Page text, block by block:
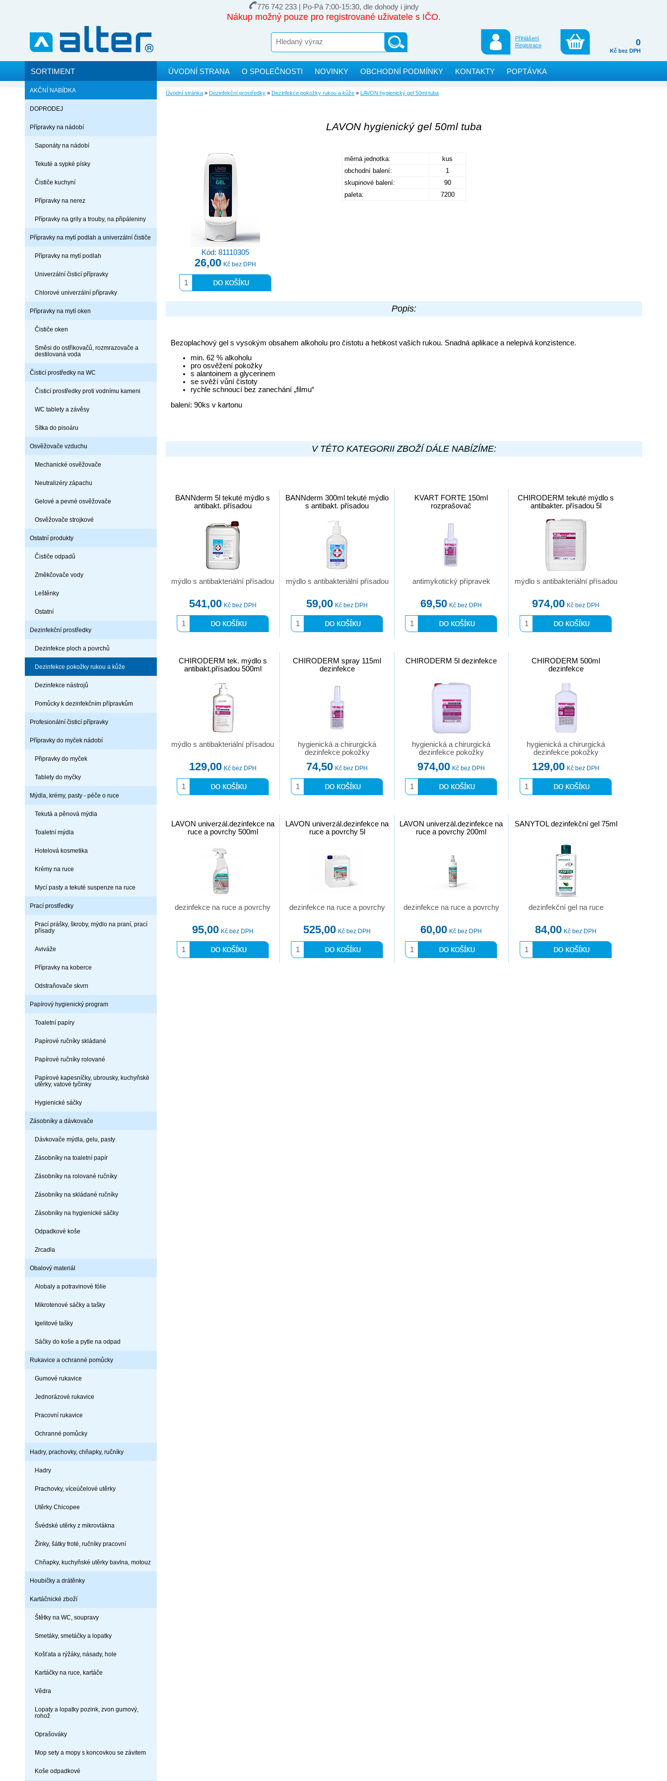
776 742 233 | Po-Pá 7:00-15:30, dle dohody i jindy
Nákup možný pouze pro registrované uživatele s IČO.
0
Kč bez DPH
Přihlášení
Registrace
SORTIMENT ÚVODNÍ STRANA O SPOLEČNOSTI NOVINKY OBCHODNÍ PODMÍNKY KONTAKTY POPTÁVKA
AKČNÍ NABÍDKA
DOPRODEJ
Přípravky na nádobí
Saponáty na nádobí
Tekuté a sypké písky
Čističe kuchyní
Přípravky na nerez
Přípravky na grily a trouby, na připáleniny
Přípravky na mytí podlah a univerzální čističe
Přípravky na mytí podlah
Univerzální čisticí přípravky
Chlorové univerzální přípravky
Přípravky na mytí oken
Čističe oken
Směsi do ostřikovačů, rozmrazovače a
destilovaná voda
Čisticí prostředky na WC
Čisticí prostředky proti vodnímu kameni
WC tablety a závěsy
Sítka do pisoáru
Osvěžovače vzduchu
Mechanické osvěžovače
Neutralizéry zápachu
Gelové a pevné osvěžovače
Osvěžovače strojkové
Ostatní produkty
Čističe odpadů
Změkčovače vody
Leštěnky
Ostatní
Dezinfekční prostředky
Dezinfekce ploch a povrchů
Dezinfekce pokožky rukou a kůže
Dezinfekce nástrojů
Pomůcky k dezinfekčním přípravkům
Profesionální čisticí přípravky
Přípravky do myček nádobí
Připravky do myček
Tablety do myčky
Mýdla, krémy, pasty - péče o ruce
Tekutá a pěnová mýdla
Toaletní mýdla
Hotelová kosmetika
Krémy na ruce
Mycí pasty a tekuté suspenze na ruce
Prací prostředky
Prací prášky, škroby, mýdlo na praní, prací
přísady
Aviváže
Přípravky na koberce
Odstraňovače skvrn
Papírový hygienický program
Toaletní papíry
Papírové ručníky skládané
Papírové ručníky rolované
Papírové kapesníčky, ubrousky, kuchyňské
utěrky, vatové tyčinky
Hygienické sáčky
Zásobníky a dávkovače
Dávkovače mýdla, gelu, pasty
Zásobníky na toaletní papír
Zásobníky na rolované ručníky
Zásobníky na skládané ručníky
Zásobníky na hygienické sáčky
Odpadkové koše
Zrcadla
Obalový materiál
Alobaly a potravinové fólie
Mikrotenové sáčky a tašky
Igelitové tašky
Sáčky do koše a pytle na odpad
Rukavice a ochranné pomůcky
Gumové rukavice
Jednorázové rukavice
Pracovní rukavice
Ochranné pomůcky
Hadry, prachovky, chňapky, ručníky
Hadry
Prachovky, víceúčelové utěrky
Utěrky Chicopee
Švédské utěrky z mikrovlákna
Žínky, šátky froté, ručníky pracovní
Chňapky, kuchyňské utěrky bavlna, motouz
Houbičky a drátěnky
Kartáčnické zboží
Štětky na WC, soupravy
Smetáky, smetáčky a lopatky
Košťata a rýžáky, násady, hole
Kartáčky na ruce, kartáče
Vědra
Lopaty a lopatky pozink, zvon gumový,
rohož
Oprašováky
Mop sety a mopy s koncovkou se závitem
Koše odpadkové
Úvodní stránka » Dezinfekční prostředky » Dezinfekce pokožky rukou a kůže » LAVON hygienický gel 50ml tuba
LAVON hygienický gel 50ml tuba
Kód: 81110305
26,00 Kč bez DPH
měrná jednotka:
kus
obchodní balení:
1
skupinové balení:
90
paleta:
7200
Popis:
Bezoplachový gel s vysokým obsahem alkoholu pro čistotu a hebkost vašich rukou. Snadná aplikace a nelepivá konzistence.
min. 62 % alkoholu
pro osvěžení pokožky
s alantoinem a glycerinem
se svěží vůní čistoty
rychle schnoucí bez zanechání „filmu“
balení: 90ks v kartonu
V TÉTO KATEGORII ZBOŽÍ DÁLE NABÍZÍME:
BANNderm 5l tekuté mýdlo s
antibakt. přísadou
mýdlo s antibakteriální přísadou
541,00 Kč bez DPH
BANNderm 300ml tekuté mýdlo
s antibakt. přísadou
mýdlo s antibakteriální přísadou
59,00 Kč bez DPH
KVART FORTE 150ml
rozprašovač
antimykotický přípravek
69,50 Kč bez DPH
CHIRODERM tekuté mýdlo s
antibakter. přísadou 5l
mýdlo s antibakteriální přísadou
974,00 Kč bez DPH
CHIRODERM tek. mýdlo s
antibakt.přísadou 500ml
mýdlo s antibakteriální přísadou
129,00 Kč bez DPH
CHIRODERM spray 115ml
dezinfekce
hygienická a chirurgická
dezinfekce pokožky
74,50 Kč bez DPH
CHIRODERM 5l dezinfekce
hygienická a chirurgická
dezinfekce pokožky
974,00 Kč bez DPH
CHIRODERM 500ml
dezinfekce
hygienická a chirurgická
dezinfekce pokožky
129,00 Kč bez DPH
LAVON univerzál.dezinfekce na
ruce a povrchy 500ml
dezinfekce na ruce a povrchy
95,00 Kč bez DPH
LAVON univerzál.dezinfekce na
ruce a povrchy 5l
dezinfekce na ruce a povrchy
525,00 Kč bez DPH
LAVON univerzál.dezinfekce na
ruce a povrchy 200ml
dezinfekce na ruce a povrchy
60,00 Kč bez DPH
SANYTOL dezinfekční gel 75ml
dezinfekční gel na ruce
84,00 Kč bez DPH